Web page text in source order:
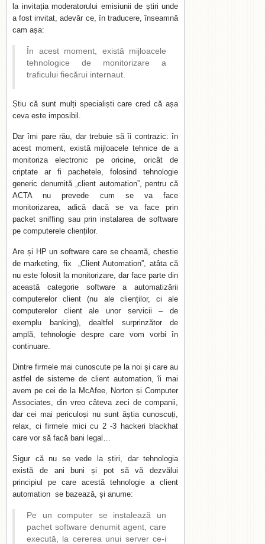
la invitația moderatorului emisiunii de știri unde
a fost invitat, adevăr ce, în traducere, înseamnă
cam așa:
În acest moment, există mijloacele
tehnologice de monitorizare a
traficului fiecărui internaut.
Știu că sunt mulți specialiști care cred că așa
ceva este imposibil.
Dar îmi pare rău, dar trebuie să îi contrazic: în
acest moment, există mijloacele tehnice de a
monitoriza electronic pe oricine, oricât de
criptate ar fi pachetele, folosind tehnologie
generic denumită „client automation”, pentru că
ACTA nu prevede cum se va face
monitorizarea, adică dacă se va face prin
packet sniffing sau prin instalarea de software
pe computerele clienților.
Are și HP un software care se cheamă, chestie
de marketing, fix „Client Automation”, atâta că
nu este folosit la monitorizare, dar face parte din
această categorie software a automatizării
computerelor client (nu ale clienților, ci ale
computerelor client ale unor servicii – de
exemplu banking), dealtfel surprinzător de
amplă, tehnologie despre care vom vorbi în
continuare.
Dintre firmele mai cunoscute pe la noi și care au
astfel de sisteme de client automation, îi mai
avem pe cei de la McAfee, Norton și Computer
Associates, din vreo câteva zeci de companii,
dar cei mai periculoși nu sunt ăștia cunoscuți,
relax, ci firmele mici cu 2 -3 hackeri blackhat
care vor să facă bani legal…
Sigur că nu se vede la știri, dar tehnologia
există de ani buni și pot să vă dezvălui
principiul pe care acestă tehnologie a client
automation se bazează, și anume:
Pe un computer se instalează un
pachet software denumit agent, care
execută, la cererea unui server ce-i